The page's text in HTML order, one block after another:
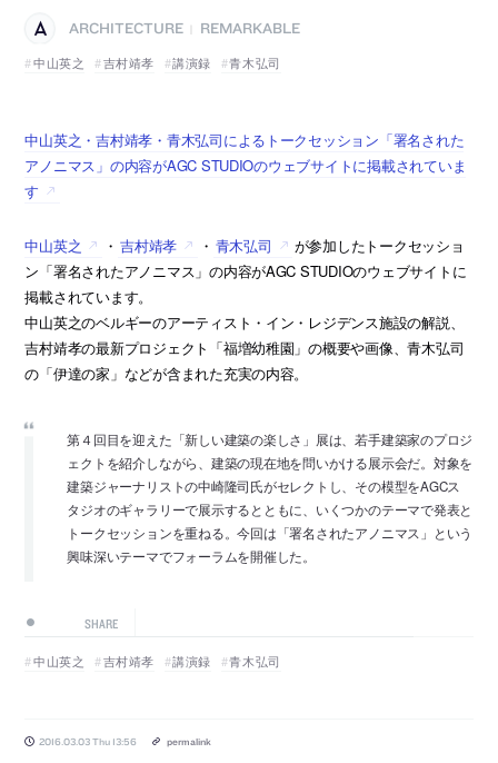
ARCHITECTURE
REMARKABLE
中山英之
吉村靖孝 講演録 青木弘司
中山英之・吉村靖孝・青木弘司によるトークセッション「署名された
アノニマス」の内容がAGC STUDIOのウェブサイトに掲載されていま
す
中山英之 ・ 吉村靖孝 ・ 青木弘司
が参加したトークセッショ
ン「署名されたアノニマス」の内容がAGC STUDIOのウェブサイトに
掲載されています。
中山英之のベルギーのアーティスト・イン・レジデンス施設の解説、
吉村靖孝の最新プロジェクト「福増幼稚園」の概要や画像、青木弘司
の「伊達の家」などが含まれた充実の内容。
第４回目を迎えた「新しい建築の楽しさ」展は、若手建築家のプロジ
ェクトを紹介しながら、建築の現在地を問いかける展示会だ。対象を
建築ジャーナリストの中崎隆司氏がセレクトし、その模型をAGCス
タジオのギャラリーで展示するとともに、いくつかのテーマで発表と
トークセッションを重ねる。今回は「署名されたアノニマス」という
興味深いテーマでフォーラムを開催した。
SHARE
中山英之 吉村靖孝 講演録 青木弘司
2016.03.03 Thu 13:56 permalink